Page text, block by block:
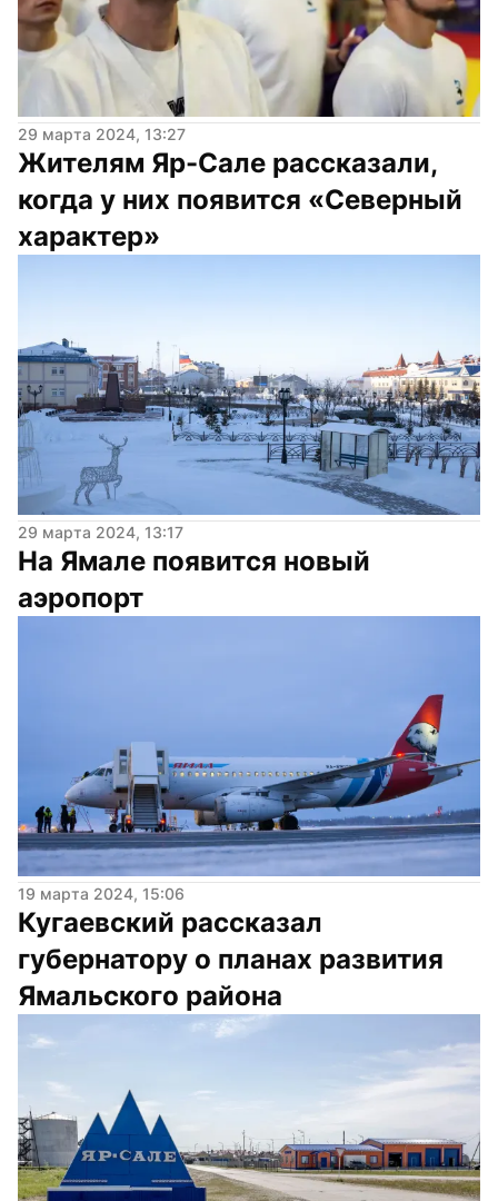
29 марта 2024, 13:27
Жителям Яр-Сале рассказали,
когда у них появится «Северный
характер»
29 марта 2024, 13:17
На Ямале появится новый
аэропорт
19 марта 2024, 15:06
Кугаевский рассказал
губернатору о планах развития
Ямальского района